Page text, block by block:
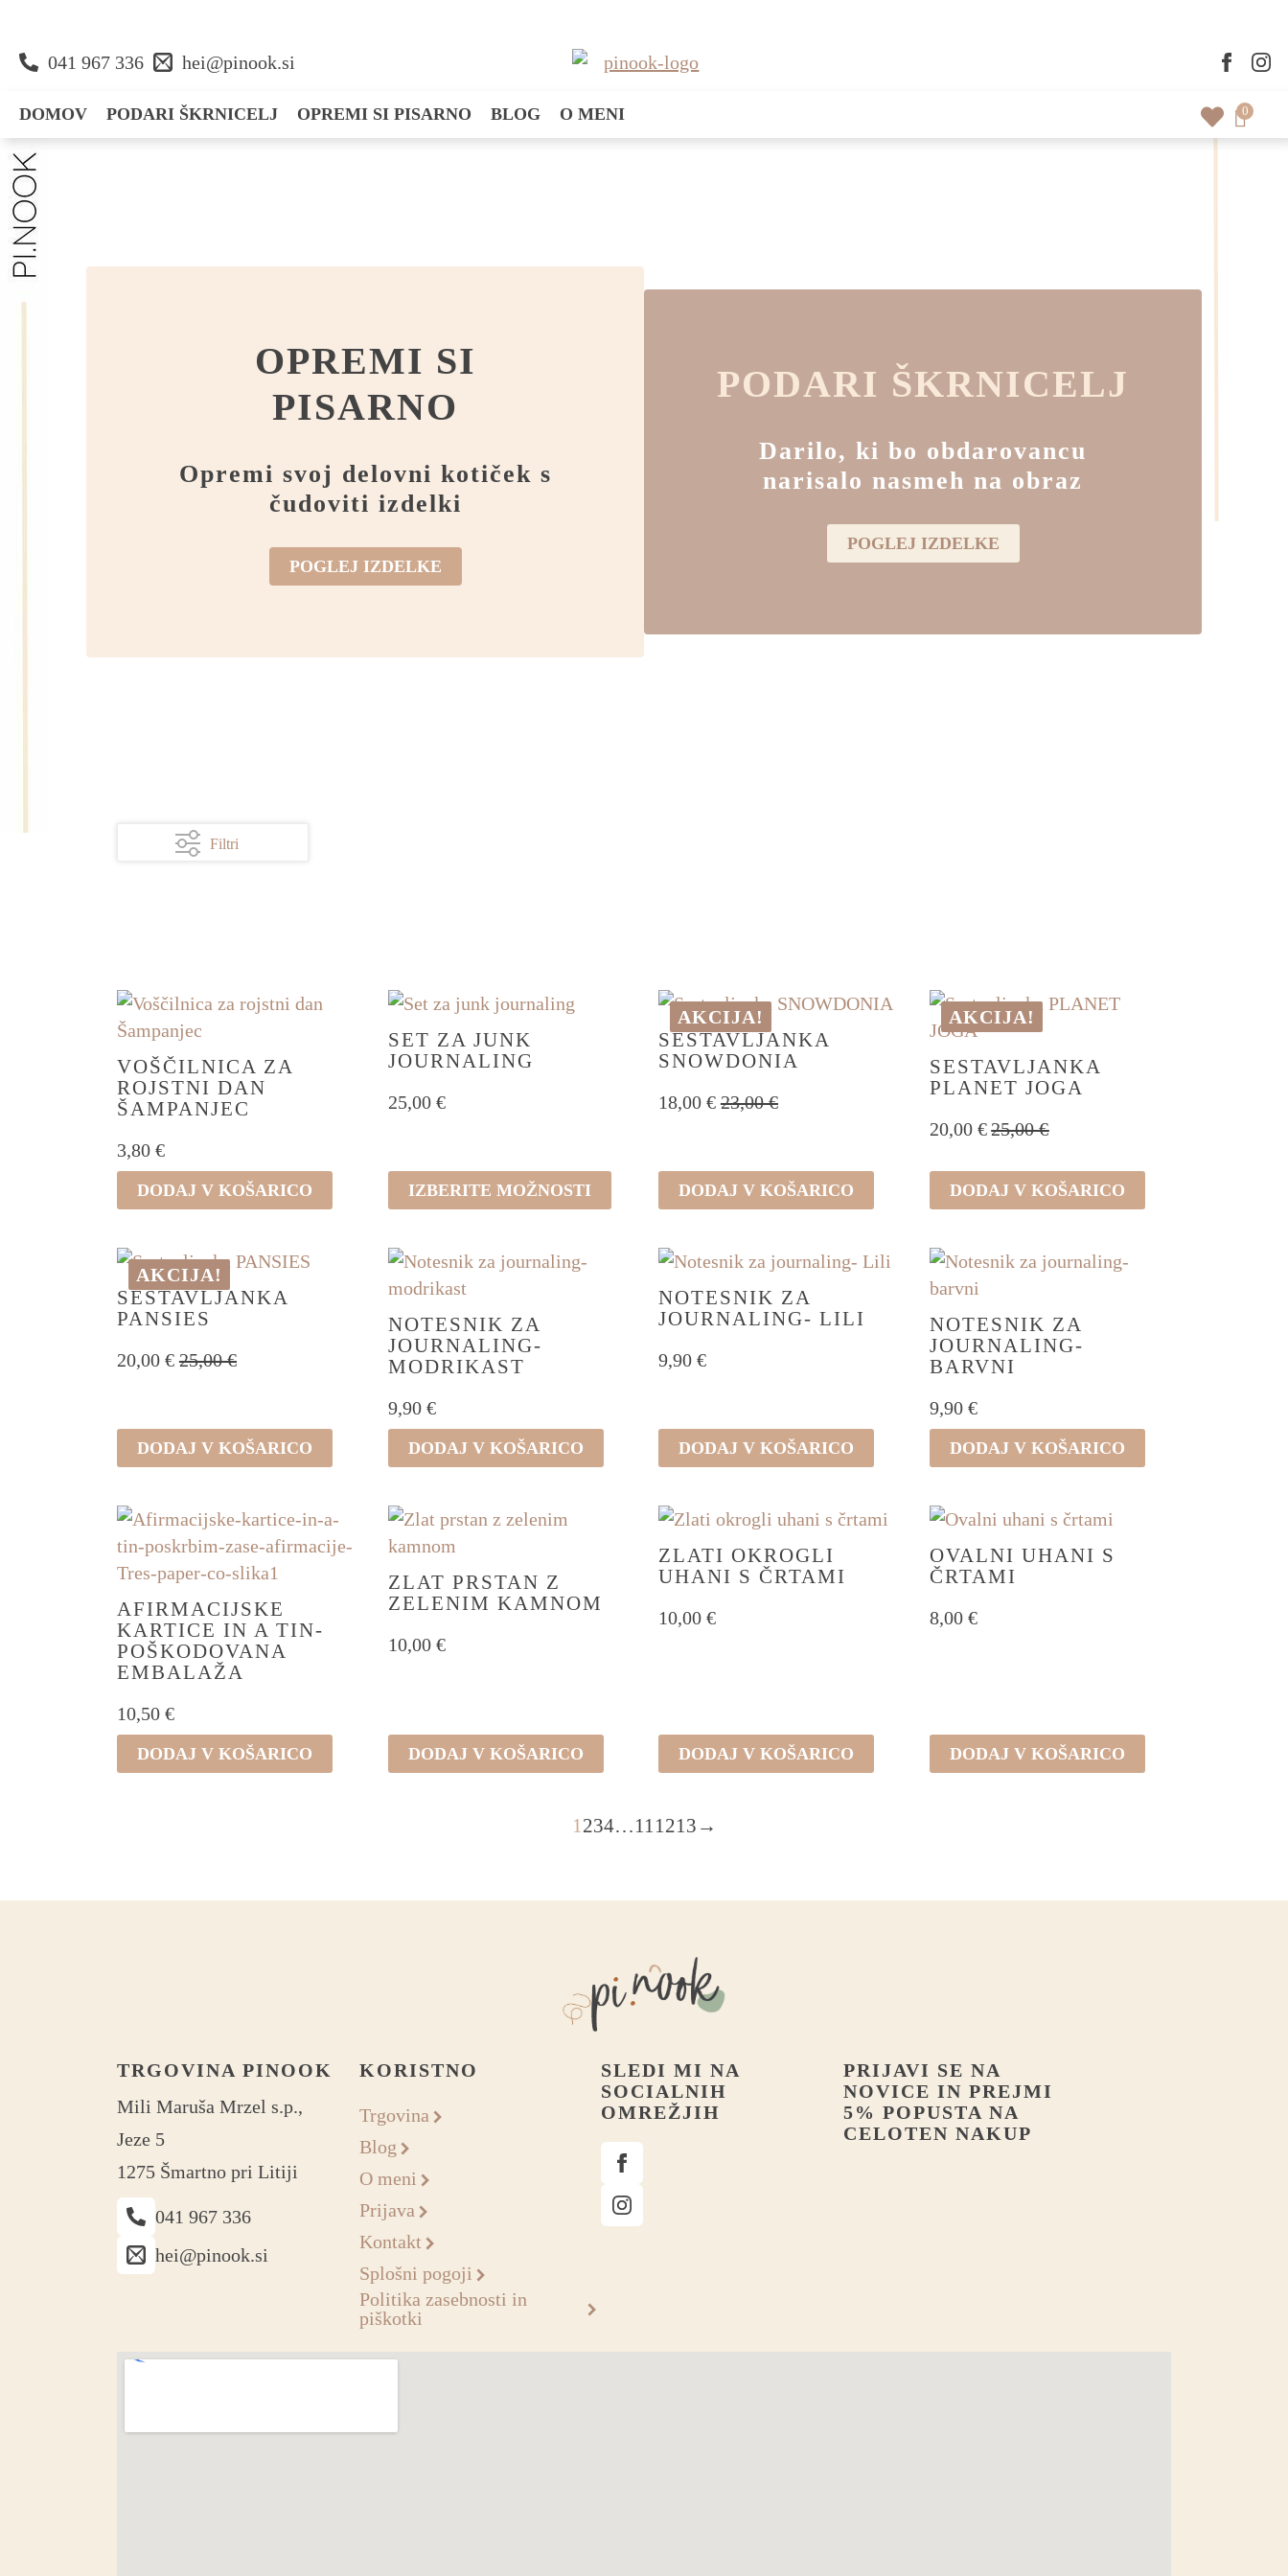
041 967 336 hei@pinook.si
DOMOV PODARI ŠKRNICELJ OPREMI SI PISARNO BLOG O MENI 0
OPREMI SI
PISARNO
Opremi svoj delovni kotiček s
čudoviti izdelki
POGLEJ IZDELKE
PODARI ŠKRNICELJ
Darilo, ki bo obdarovancu
narisalo nasmeh na obraz
POGLEJ IZDELKE
Filtri
VOŠČILNICA ZA
ROJSTNI DAN
ŠAMPANJEC
3,80 €
DODAJ V KOŠARICO
SET ZA JUNK
JOURNALING
25,00 €
IZBERITE MOŽNOSTI
izdelek
več
različic.
Možnosti
lahko
izberete
na
strani
izdelka
AKCIJA!
SESTAVLJANKA
SNOWDONIA
23,00€
Izvirna
bila:
23,00 €.
18,00 €
Trenutna
18,00 €.
DODAJ V KOŠARICO
AKCIJA!
SESTAVLJANKA
PLANET JOGA
25,00€
Izvirna
bila:
20,00 €
Trenutna
20,00 €.
DODAJ V KOŠARICO
AKCIJA!
SESTAVLJANKA
PANSIES
25,00€
Izvirna
bila:
25,00 €.
20,00 €
Trenutna
20,00 €.
DODAJ V KOŠARICO
NOTESNIK ZA
JOURNALING-
MODRIKAST
9,90 €
DODAJ V KOŠARICO
NOTESNIK ZA
JOURNALING- LILI
9,90 €
DODAJ V KOŠARICO
NOTESNIK ZA
JOURNALING-
BARVNI
9,90 €
DODAJ V KOŠARICO
AFIRMACIJSKE
KARTICE IN A TIN-
POŠKODOVANA
EMBALAŽA
10,50 €
DODAJ V KOŠARICO
ZLAT PRSTAN Z
ZELENIM KAMNOM
10,00 €
DODAJ V KOŠARICO
ZLATI OKROGLI
UHANI S ČRTAMI
10,00 €
DODAJ V KOŠARICO
OVALNI UHANI S
ČRTAMI
8,00 €
DODAJ V KOŠARICO
1 234…11 1213 →
TRGOVINA PINOOK
Mili Maruša Mrzel s.p.,
Jeze 5
1275 Šmartno pri Litiji
041 967 336
hei@pinook.si
KORISTNO
Trgovina
Blog
O meni
Prijava
Kontakt
Splošni pogoji
Politika zasebnosti in
piškotki
SLEDI MI NA
SOCIALNIH
OMREŽJIH
PRIJAVI SE NA
NOVICE IN PREJMI
5% POPUSTA NA
CELOTEN NAKUP